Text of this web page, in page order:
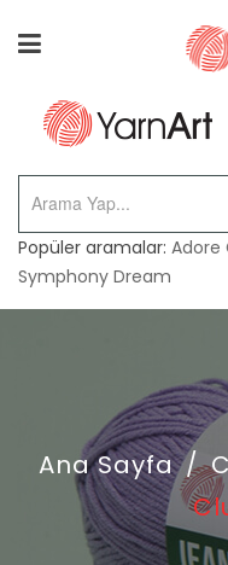
Popüler aramalar: Adore
Symphony Dream
Ana Sayfa /